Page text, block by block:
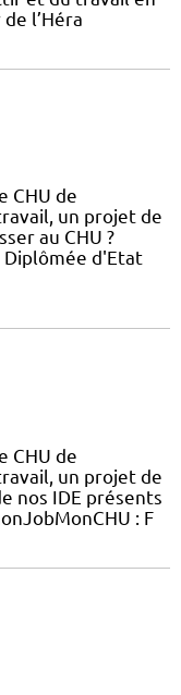
l’Héra
CHU de
un projet de
au CHU ?
Diplômée d'Etat
CHU de
un projet de
nos IDE présents
: F